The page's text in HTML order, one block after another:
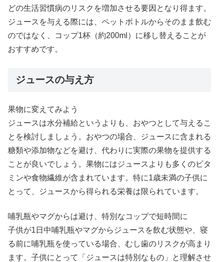
どの生活習慣病のリスクを増加させる要因となり得ます。
ジュースを与える際には、ペットボトルからそのまま飲む
のではなく、コップ1杯（約200ml）に移し替えることが
おすすめです。
ジュースの与え方
果物に変えてみよう
ジュースは水分補給というよりも、おやつとして与えるこ
とを検討しましょう。おやつの場合、ジュースに含まれる
糖類や添加物などを避け、代わりに実際の果物を提供する
ことが良いでしょう。果物にはジュースよりも多くのビタ
ミンや食物繊維が含まれています。特に1歳未満の子供に
とって、ジュースから得られる栄養は限られています。
哺乳瓶やマグからは避け、特別なコップで短時間に
子供が1日中哺乳瓶やマグからジュースを飲む状態や、寝
る前に哺乳瓶を使っている場合、むし歯のリスクが高まり
ます。子供にとって「ジュースは特別なもの」と理解させ